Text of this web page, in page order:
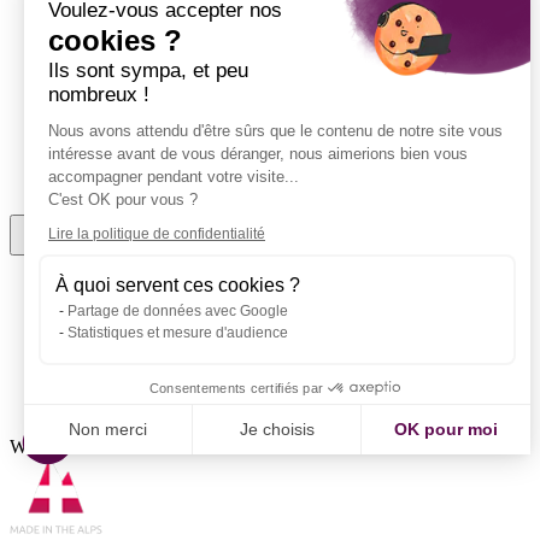
Voulez-vous accepter nos
cookies ?
Ils sont sympa, et peu
nombreux !
Nous avons attendu d'être sûrs que le contenu de notre site vous
intéresse avant de vous déranger, nous aimerions bien vous
accompagner pendant votre visite...
C'est OK pour vous ?
Lire la politique de confidentialité
À quoi servent ces cookies ?
Partage de données avec Google
Statistiques et mesure d'audience
Consentements certifiés par
Non merci Je choisis OK pour moi
Axeptio consent
Plateforme de Gestion du Consentement : Personnalisez
Notre plateforme vous permet d'adapter et de gérer vos
Événements
Références
Nouveautés produit
S’inscrire à la newsletter
Liens utiles
Choisir son logiciel de marketing automation
Votre premier scénario de marketing automation
Checklist : Bien choisir son CRM
Français
Mentions légales
Webmecanik© Tous droits réservés 2012 - 2026